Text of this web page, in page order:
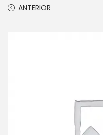
ANTERIOR